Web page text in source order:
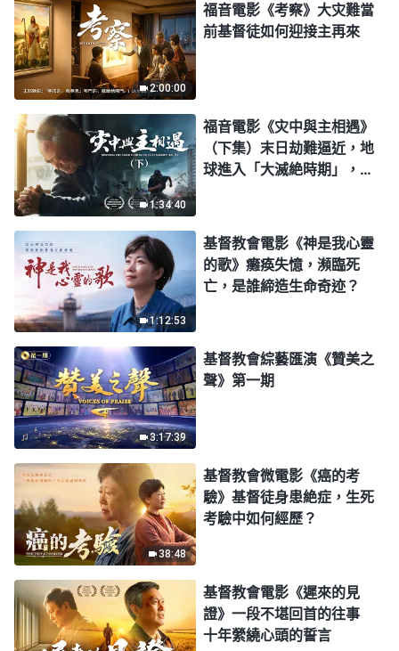
2:00:00
福音電影《考察》大灾難當
前基督徒如何迎接主再來
1:34:40
福音電影《灾中與主相遇》
（下集）末日劫難逼近，地
球進入「大滅絶時期」，人
1:12:53
基督教會電影《神是我心靈
的歌》癱痪失憶，瀕臨死
亡，是誰締造生命奇迹？
3:17:39
基督教會綜藝匯演《贊美之
聲》第一期
38:48
基督教會微電影《癌的考
驗》基督徒身患絶症，生死
考驗中如何經歷？
基督教會電影《遲來的見
證》一段不堪回首的往事
十年縈繞心頭的誓言